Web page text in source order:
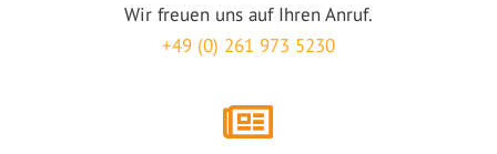
Wir freuen uns auf Ihren Anruf.
+49 (0) 261 973 5230